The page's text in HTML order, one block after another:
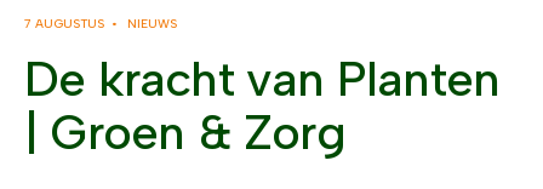
7 AUGUSTUS • NIEUWS
De kracht van Planten
| Groen & Zorg